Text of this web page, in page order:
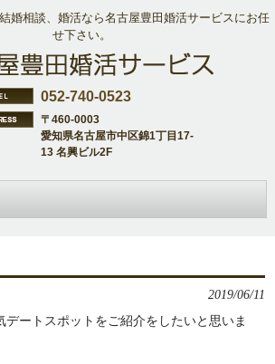
婚相談、婚活なら名古屋豊田婚活サービスにお任
せ下さい。
052-740-0523
〒460-0003
愛知県名古屋市中区錦1丁目17-
13 名興ビル2F
2019/06/11
デートスポットをご紹介をしたいと思いま